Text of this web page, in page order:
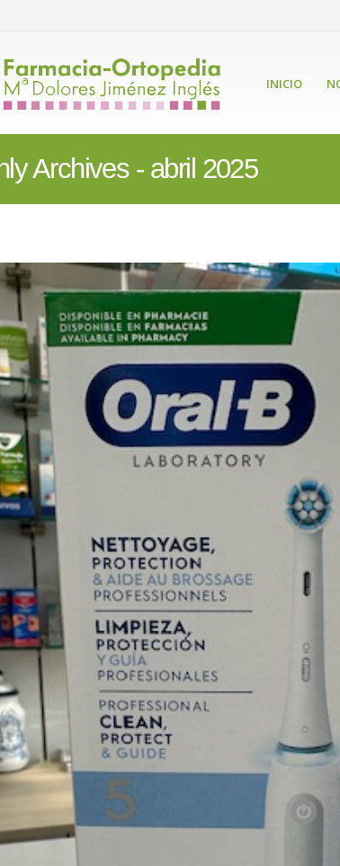
INICIO
Archives - abril 2025